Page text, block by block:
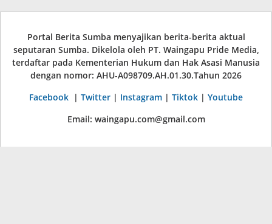
Portal Berita Sumba menyajikan berita-berita aktual
seputaran Sumba. Dikelola oleh PT. Waingapu Pride Media,
terdaftar pada Kementerian Hukum dan Hak Asasi Manusia
dengan nomor: AHU-A098709.AH.01.30.Tahun 2026
Facebook | Twitter | Instagram | Tiktok | Youtube
Email: waingapu.com@gmail.com